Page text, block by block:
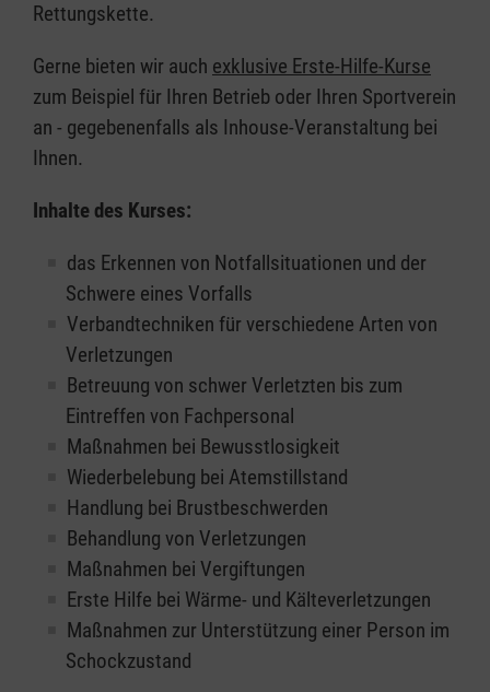
Rettungskette.
Gerne bieten wir auch exklusive Erste-Hilfe-Kurse
zum Beispiel für Ihren Betrieb oder Ihren Sportverein
an - gegebenenfalls als Inhouse-Veranstaltung bei
Ihnen.
Inhalte des Kurses:
das Erkennen von Notfallsituationen und der
Schwere eines Vorfalls
Verbandtechniken für verschiedene Arten von
Verletzungen
Betreuung von schwer Verletzten bis zum
Eintreffen von Fachpersonal
Maßnahmen bei Bewusstlosigkeit
Wiederbelebung bei Atemstillstand
Handlung bei Brustbeschwerden
Behandlung von Verletzungen
Maßnahmen bei Vergiftungen
Erste Hilfe bei Wärme- und Kälteverletzungen
Maßnahmen zur Unterstützung einer Person im
Schockzustand